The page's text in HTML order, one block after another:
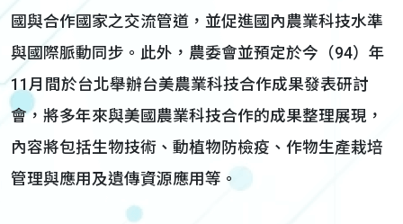
國與合作國家之交流管道，並促進國內農業科技水準
與國際脈動同步。此外，農委會並預定於今（94）年
11月間於台北舉辦台美農業科技合作成果發表研討
會，將多年來與美國農業科技合作的成果整理展現，
內容將包括生物技術、動植物防檢疫、作物生產栽培
管理與應用及遺傳資源應用等。